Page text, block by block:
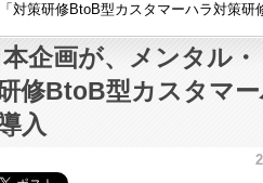
対策研修BtoB型カスタマーハラ対策研
企画が、メンタル
研修BtoB型カスタマ
入